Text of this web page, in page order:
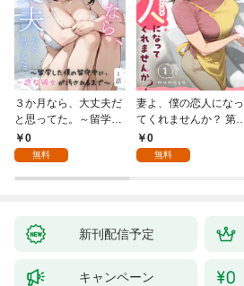
３か月なら、大丈夫だ
と思ってた。～留学し
た僕の留守中に、一途
な彼女が汚されるまで
0
無料
妻よ、僕の恋人になっ
てくれませんか？ 第1
話0
無料
新刊配信予定
キャンペーン